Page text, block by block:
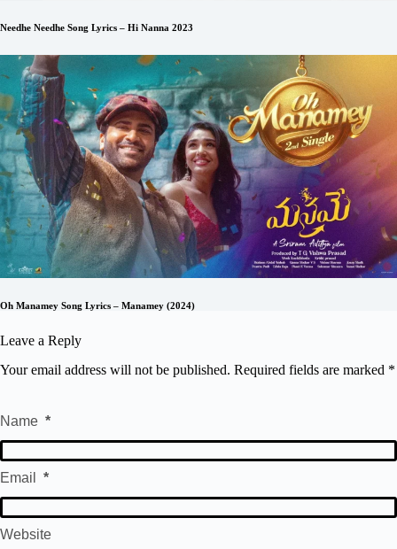
Needhe Needhe Song Lyrics – Hi Nanna 2023
Oh Manamey Song Lyrics – Manamey (2024)
Leave a Reply
Your email address will not be published. Required fields are marked *
Name *
Email *
Website